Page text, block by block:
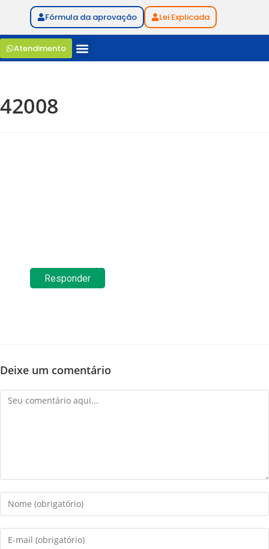
Fórmula da aprovação Lei Explicada
Atendimento
42008
Responder
Deixe um comentário